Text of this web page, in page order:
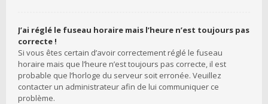
J’ai réglé le fuseau horaire mais l’heure n’est toujours pas
correcte !
Si vous êtes certain d’avoir correctement réglé le fuseau
horaire mais que l’heure n’est toujours pas correcte, il est
probable que l’horloge du serveur soit erronée. Veuillez
contacter un administrateur afin de lui communiquer ce
problème.